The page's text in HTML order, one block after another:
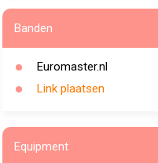
Banden
Euromaster.nl
Link plaatsen
Equipment